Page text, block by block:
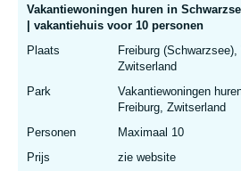
Vakantiewoningen huren in
| vakantiehuis voor 10 personen
Plaats
Freiburg
Zwitserland
Park
Vakantiewoningen
Freiburg, Zwitserland
Personen
Maximaal 10
Prijs
zie website